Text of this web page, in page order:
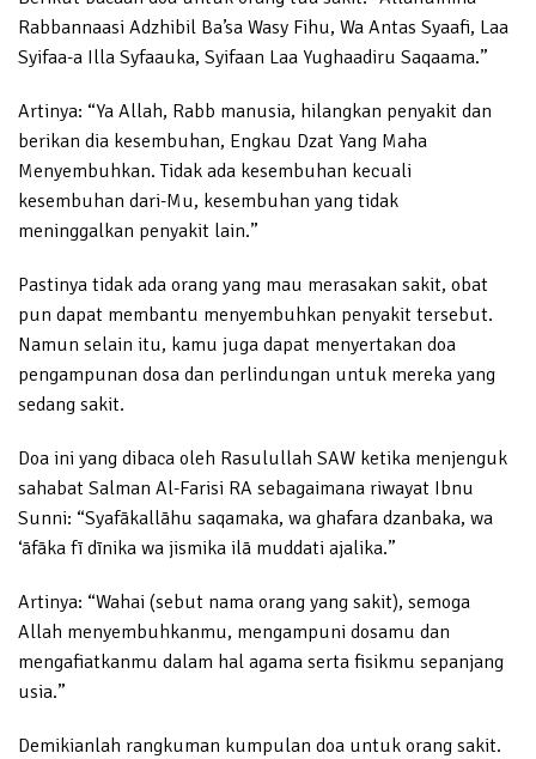
Rabbannaasi Adzhibil Ba’sa Wasy Fihu, Wa Antas Syaafi, Laa
Syifaa-a Illa Syfaauka, Syifaan Laa Yughaadiru Saqaama.”
Artinya: “Ya Allah, Rabb manusia, hilangkan penyakit dan
berikan dia kesembuhan, Engkau Dzat Yang Maha
Menyembuhkan. Tidak ada kesembuhan kecuali
kesembuhan dari-Mu, kesembuhan yang tidak
meninggalkan penyakit lain.”
Pastinya tidak ada orang yang mau merasakan sakit, obat
pun dapat membantu menyembuhkan penyakit tersebut.
Namun selain itu, kamu juga dapat menyertakan doa
pengampunan dosa dan perlindungan untuk mereka yang
sedang sakit.
Doa ini yang dibaca oleh Rasulullah SAW ketika menjenguk
sahabat Salman Al-Farisi RA sebagaimana riwayat Ibnu
Sunni: “Syafākallāhu saqamaka, wa ghafara dzanbaka, wa
‘āfāka fī dīnika wa jismika ilā muddati ajalika.”
Artinya: “Wahai (sebut nama orang yang sakit), semoga
Allah menyembuhkanmu, mengampuni dosamu dan
mengafiatkanmu dalam hal agama serta fisikmu sepanjang
usia.”
Demikianlah rangkuman kumpulan doa untuk orang sakit.